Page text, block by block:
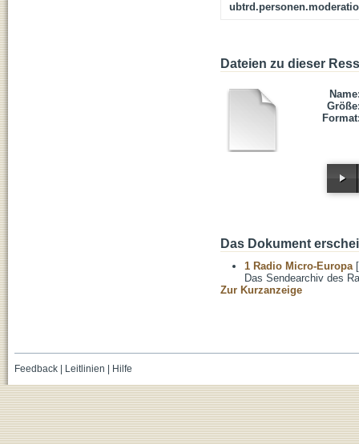
Dateien zu dieser
Das Dokument
1 Radio Micro-Europa
Das Sendearchiv des
Zur Kurzanzeige
Feedback| Leitlinien Hilfe